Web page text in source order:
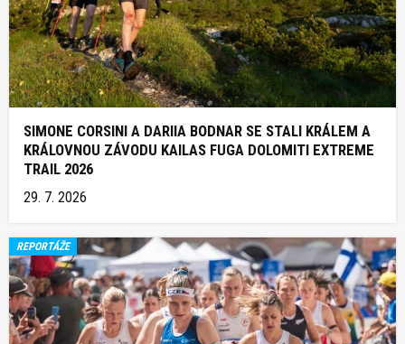
SIMONE CORSINI A DARIIA BODNAR SE STALI KRÁLEM A
KRÁLOVNOU ZÁVODU KAILAS FUGA DOLOMITI EXTREME
TRAIL 2026
29. 7. 2026
REPORTÁŽE